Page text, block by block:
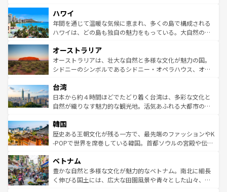
ば市内交通費無料で観光を楽しむこともできる。 なお、新
着のスイス情報はコンテンツ一覧 を参照してほしい。
のような巨大都市は、観光、ショッピング、エンターテイ
ンメントが詰まった刺激的なスポットだ。一方、アメリカ
西部には大自然が広がり、グランドキャニオンやイエロー
部のニューオーリンズでは、音楽と美食が融合した独特の
文化が魅力。旅行者はアメリカの各地域で異なる魅力を楽
しみながら、その多様性と豊かな歴史を感じることができ
ならではの贅沢な旅のスタイルだ。 なお、新着のアメリカ
情報はコンテンツ一覧を参照してほしい。
ハワイ
年間を通じて温暖な気候に恵まれ、多くの島で構成される
ハワイは、どの島も独自の魅力をもっている。大自然の神
ワイ島は見逃せない。また、定番の観光地といえばオアフ
島だが、静かな自然を求めるならマウイ島やカウアイ島が
おすすめ。エメラルドグリーンに輝く海をはじめ、豊かな
れるおもてなしの心で訪れる人々を迎えてくれるハワイの
人々、おいしいローカルフードやハワイアンミュージッ
ク、伝統的なフラダンスなど、すべてがハワイの魅力を彩
ワイを、存分に味わってほしい。 なお、新着のハワイ情報
はコンテンツ一覧を参照してほしい。
オーストラリア
オーストラリアは、壮大な自然と多様な文化が魅力の国。
シドニーのシンボルであるシドニー・オペラハウス、オー
リアリーフや大陸中央部にそびえるウルル（エアーズロッ
ク）、タスマニアの美しい原生林やケアンズの熱帯雨林な
ど、見どころがたくさん。また、カフェやワイン、オージ
いる。アクティビティも充実しており、サーフィンやダイ
ビング、ハイキングなど、アウトドア好きにはたまらな
い。オーストラリアの多彩な魅力を存分に味わいつくそ
参照してほしい。
台湾
日本から約４時間ほどでたどり着く台湾は、多彩な文化と
自然が織りなす魅力的な観光地。活気あふれる大都市の台
ン）、静ひつな山岳地帯である台湾東部など、都市の喧騒
と山間の静けさが共存しており、訪れる人に新しい発見と
驚きをもたらしてくれる。また、奥深い台湾の食文化も魅
容にもいいと評判のスイーツなど、バラエティ豊かな料理
が味わえる。 なお、新着の台湾情報は コンテンツ一覧を参
照してほしい。
韓国
歴史ある王朝文化が残る一方で、最先端のファッションやK
-POPで世界を席巻している韓国。首都ソウルの宮殿や伝統
き、地方に足を延ばせば四季折々の自然美を楽しむことが
できる。そして、キムチや焼肉、絶品のストリートフード
まで、さまざまな韓国料理が待っている。夜には、韓国な
ベトナム
豊かな自然と多様な文化が魅力的なベトナム。南北に細長
く伸びる国土には、広大な田園風景や青々とした山々、世